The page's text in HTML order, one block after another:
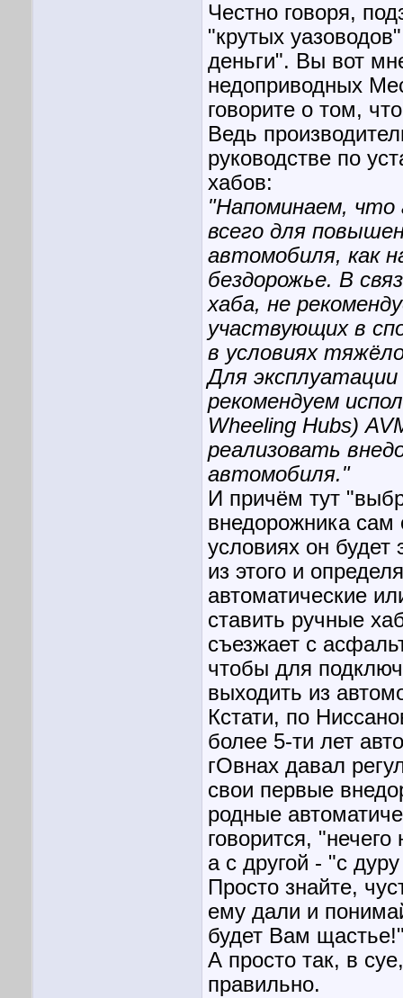
Честно говоря,
"крутых
деньги". Вы вот
недоприводных
говорите о том,
Ведь
руководстве по
хабов:
"Напоминаем, что
всего для
автомобиля, как
бездорожье. В
хаба, не
участвующих в
в условиях
Для
рекомендуем
Wheeling Hubs)
реализовать
автомобиля."
И причём тут
внедорожника сам
условиях он будет
из этого и
автоматические
ставить ручные
съезжает с
чтобы для
выходить из
Кстати, по
более 5-ти лет
гОвнах давал
свои первые
родные
говорится,
а с другой - "с
Просто знайте,
ему дали и
будет Вам
А просто так, в
правильно.